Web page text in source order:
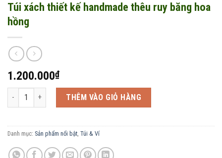
Túi xách thiết kế handmade thêu ruy băng hoa
hồng
1.200.000₫
Túi xách thiết kế handmade thêu ruy băng hoa hồng số lượng
THÊM VÀO GIỎ HÀNG
Danh mục: Sản phẩm nổi bật Túi & Ví